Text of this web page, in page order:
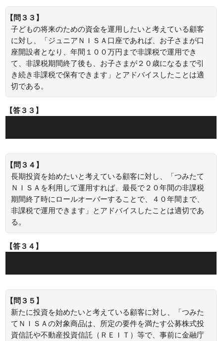
【問３３】
子どもの将来のための資金を運用したいと考えている顧客
に対し、「ジュニアＮＩＳＡ口座であれば、お子さまが口
座開設者となり、年間１００万円まで非課税で運用でき
て、非課税期間終了後も、お子さまが２０歳になるまで引
き続き非課税で保有できます」とアドバイスしたことは適
切である。
【答３３】
【問３４】
長期投資を始めたいと考えている顧客に対し、「つみたて
ＮＩＳＡを利用して運用すれば、最長で２０年間の非課税
期間終了時にロールオーバーすることで、４０年間まで、
非課税で運用できます」とアドバイスしたことは適切であ
る。
【答３４】
【問３５】
新たに投資を始めたいと考えている顧客に対し、「つみた
てＮＩＳＡの対象商品は、所定の要件を満たす公募株式投
資信託や不動産投資信託（ＲＥＩＴ）等で、事前に金融庁